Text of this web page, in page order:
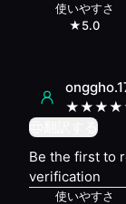
使いやすさ
★5.0
★★★★
翻訳する
Be the first to
verification
使いやすさ